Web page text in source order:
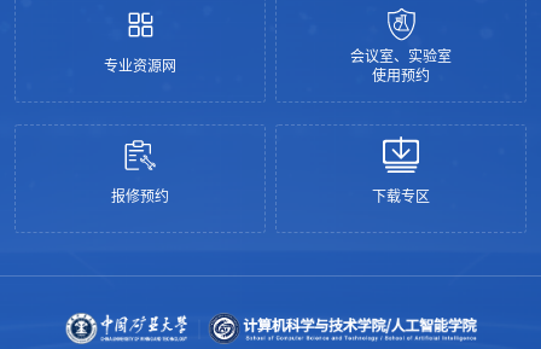
专业资源网
会议室、实验室
使用预约
报修预约 下载专区